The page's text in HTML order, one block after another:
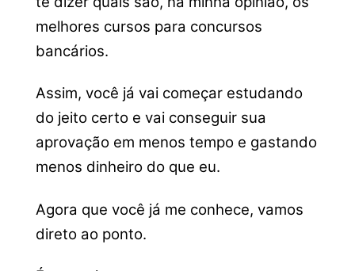
melhores cursos para concursos
bancários.
Assim, você já vai começar estudando
do jeito certo e vai conseguir sua
aprovação em menos tempo e gastando
menos dinheiro do que eu.
Agora que você já me conhece, vamos
direto ao ponto.